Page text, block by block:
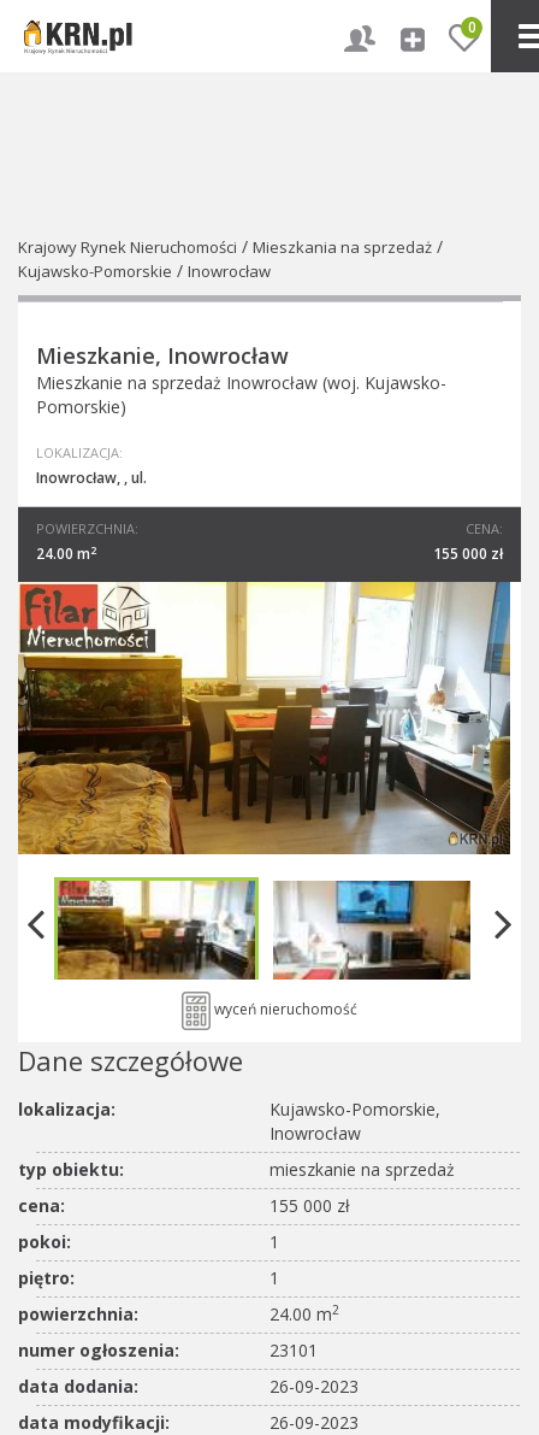
0
Krajowy Rynek Nieruchomości / Mieszkania na sprzedaż /
Kujawsko-Pomorskie / Inowrocław
Mieszkanie, Inowrocław
Mieszkanie na sprzedaż Inowrocław (woj. Kujawsko-
Pomorskie)
LOKALIZACJA:
Inowrocław, , ul.
POWIERZCHNIA:
24.00 m2
CENA:
155 000 zł
wyceń nieruchomość
Dane szczegółowe
lokalizacja:
Kujawsko-Pomorskie,
Inowrocław
typ obiektu:
mieszkanie na sprzedaż
cena:
155 000 zł
pokoi:
1
piętro:
1
powierzchnia:
24.00 m2
numer ogłoszenia:
23101
data dodania:
26-09-2023
data modyfikacji:
26-09-2023